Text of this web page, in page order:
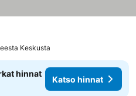
Keskusta
hinnat
Katso hinnat